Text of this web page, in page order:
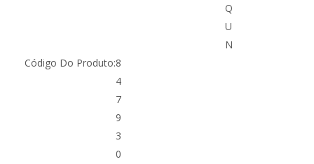
Q
U
N
Código Do Produto:8
4
7
9
3
0